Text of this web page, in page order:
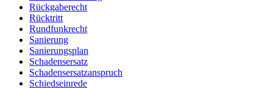
Rückgaberecht
Rücktritt
Rundfunkrecht
Sanierung
Sanierungsplan
Schadensersatz
Schadensersatzanspruch
Schiedseinrede